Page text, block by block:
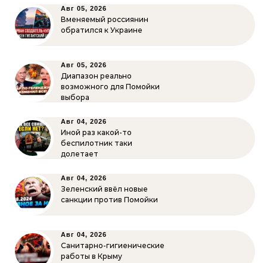
Авг 05, 2026
Вменяемый россиянин
обратился к Украине
Авг 05, 2026
Диапазон реально
возможного для Помойки
выбора
Авг 04, 2026
Иной раз какой-то
беспилотник таки
долетает
Авг 04, 2026
Зеленский ввёл новые
санкции против Помойки
Авг 04, 2026
Санитарно-гигиенические
работы в Крыму